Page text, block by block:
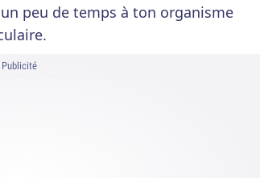
peu de temps à ton organisme
Publicité